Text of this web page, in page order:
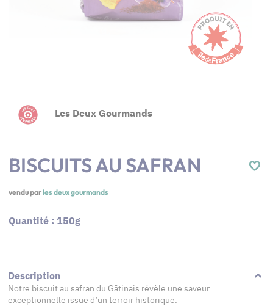
Les Deux Gourmands
BISCUITS AU SAFRAN
vendu parles deux gourmands
Quantité : 150g
Description
Notre biscuit au safran du Gâtinais révèle une saveur
exceptionnelle issue d’un terroir historique.